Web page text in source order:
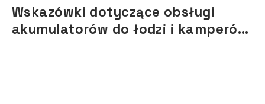
Wskazówki dotyczące obsługi
akumulatorów do łodzi i kamperów